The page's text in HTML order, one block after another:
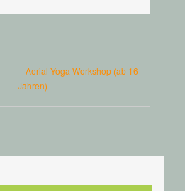
Aerial Yoga Workshop (ab 16
Jahren)